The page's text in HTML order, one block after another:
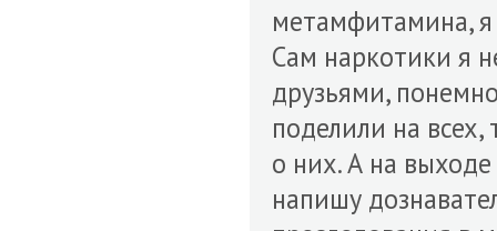
метамфитамина,
Сам наркотики я
друзьями,
поделили на
о них. А на
напишу